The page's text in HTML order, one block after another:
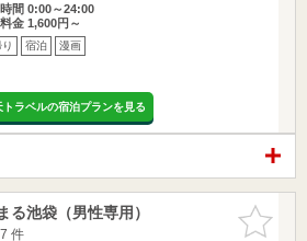
間 0:00～24:00
金 1,600円～
宿泊 漫画
トラベルの宿泊プランを見る
お気に入
りに追加
る池袋（男性専用）
件